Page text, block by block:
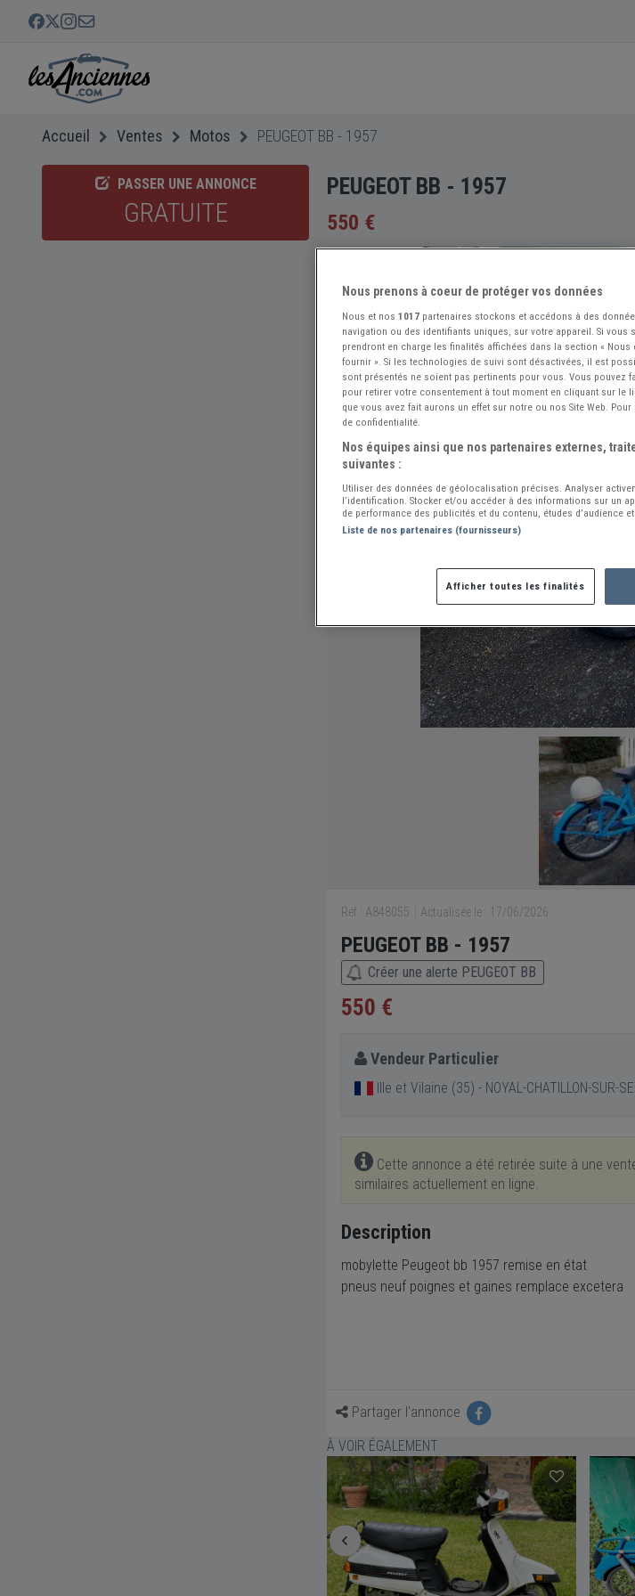
Accueil Ventes Motos PEUGEOT BB - 1957
PASSER UNE ANNONCE
GRATUITE
PEUGEOT BB - 1957
550 €
Réf : A848055 Actualisée le : 17/06/2026
PEUGEOT BB - 1957
Créer une alerte PEUGEOT BB
550 €
Vendeur Particulier
Ille et Vilaine (35) - NOYAL-CHATILLON-SUR-
Cette annonce a été retirée suite à une
similaires actuellement en ligne.
Description
mobylette Peugeot bb 1957 remise en état
pneus neuf poignes et gaines remplace excetera
Partager l'annonce
À VOIR ÉGALEMENT
Nous prenons à coeur de protéger vos données
Nous et nos 1017 partenaires stockons et accédons à des
navigation ou des identifiants uniques, sur votre appareil. Si
prendront en charge les finalités affichées dans la section «
fournir ». Si les technologies de suivi sont désactivées, il est
sont présentés ne soient pas pertinents pour vous. Vous pouvez
pour retirer votre consentement à tout moment en cliquant sur le
que vous avez fait aurons un effet sur notre ou nos Site Web.
de confidentialité.
Nos équipes ainsi que nos partenaires externes,
suivantes :
Utiliser des données de géolocalisation précises. Analyser
l’identification. Stocker et/ou accéder à des informations sur un
de performance des publicités et du contenu, études d’audience
Liste de nos partenaires (fournisseurs)
Afficher toutes les finalités